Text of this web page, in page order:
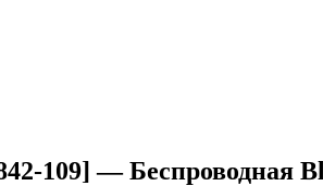
109] — Беспроводная